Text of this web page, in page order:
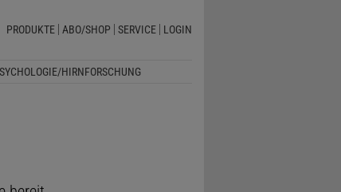
PRODUKTE ABO/SHOP SERVICE LOGIN
HIRNFORSCHUNG